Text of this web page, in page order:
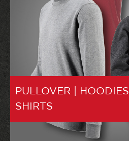
PULLOVER | HOODIES
SHIRTS